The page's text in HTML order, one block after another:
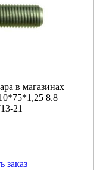
в магазинах
8.8
1/59713-21
заказ